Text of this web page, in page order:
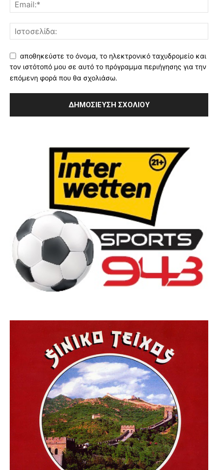
αποθηκεύστε το όνομα, το ηλεκτρονικό ταχυδρομείο και
τον ιστότοπό μου σε αυτό το πρόγραμμα περιήγησης για την
επόμενη φορά που θα σχολιάσω.